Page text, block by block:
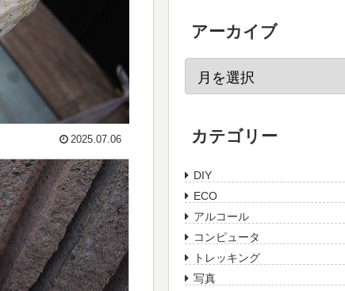
2025.07.06
アーカイブ
カテゴリー
DIY
ECO
アルコール
コンピュータ
トレッキング
写真